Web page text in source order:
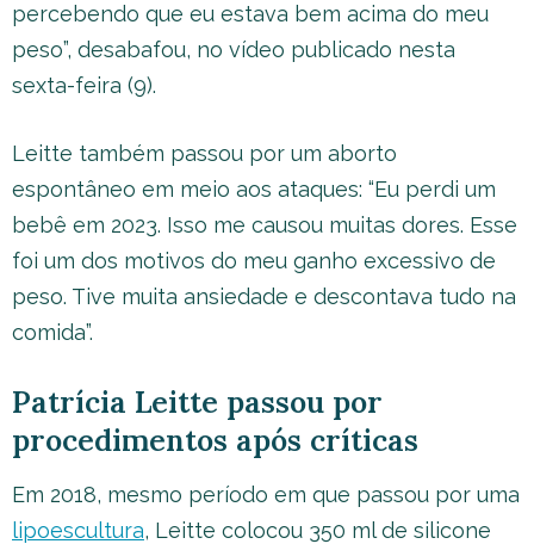
percebendo que eu estava bem acima do meu
peso”, desabafou, no vídeo publicado nesta
sexta-feira (9).
Leitte também passou por um aborto
espontâneo em meio aos ataques: “Eu perdi um
bebê em 2023. Isso me causou muitas dores. Esse
foi um dos motivos do meu ganho excessivo de
peso. Tive muita ansiedade e descontava tudo na
comida”.
Patrícia Leitte passou por
procedimentos após críticas
Em 2018, mesmo período em que passou por uma
lipoescultura, Leitte colocou 350 ml de silicone